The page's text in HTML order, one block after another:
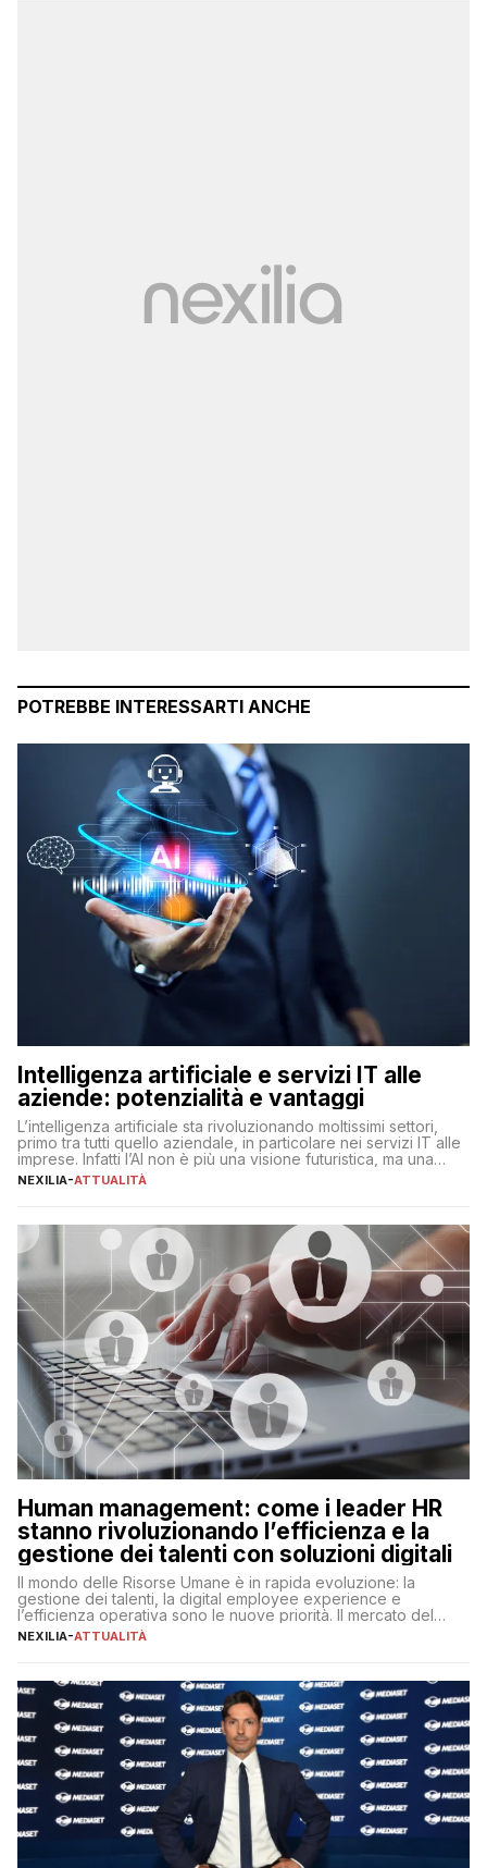
POTREBBE INTERESSARTI ANCHE
Intelligenza artificiale e servizi IT alle
aziende: potenzialità e vantaggi
L’intelligenza artificiale sta rivoluzionando moltissimi settori,
primo tra tutti quello aziendale, in particolare nei servizi IT alle
imprese. Infatti l’AI non è più una visione futuristica, ma una
realtà operativa che sta portando a un cambio significativo in
operazioni, bensì comporta […]
NEXILIA-ATTUALITÀ
Human management: come i leader HR
stanno rivoluzionando l’efficienza e la
gestione dei talenti con soluzioni digitali
Il mondo delle Risorse Umane è in rapida evoluzione: la
gestione dei talenti, la digital employee experience e
l’efficienza operativa sono le nuove priorità. Il mercato del
lavoro, d’altra parte, è sempre più competitivo con una lotta
NEXILIA-ATTUALITÀ